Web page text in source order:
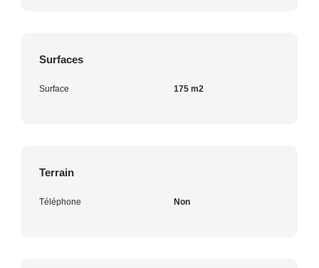
Surfaces
Surface 175 m2
Terrain
Téléphone Non